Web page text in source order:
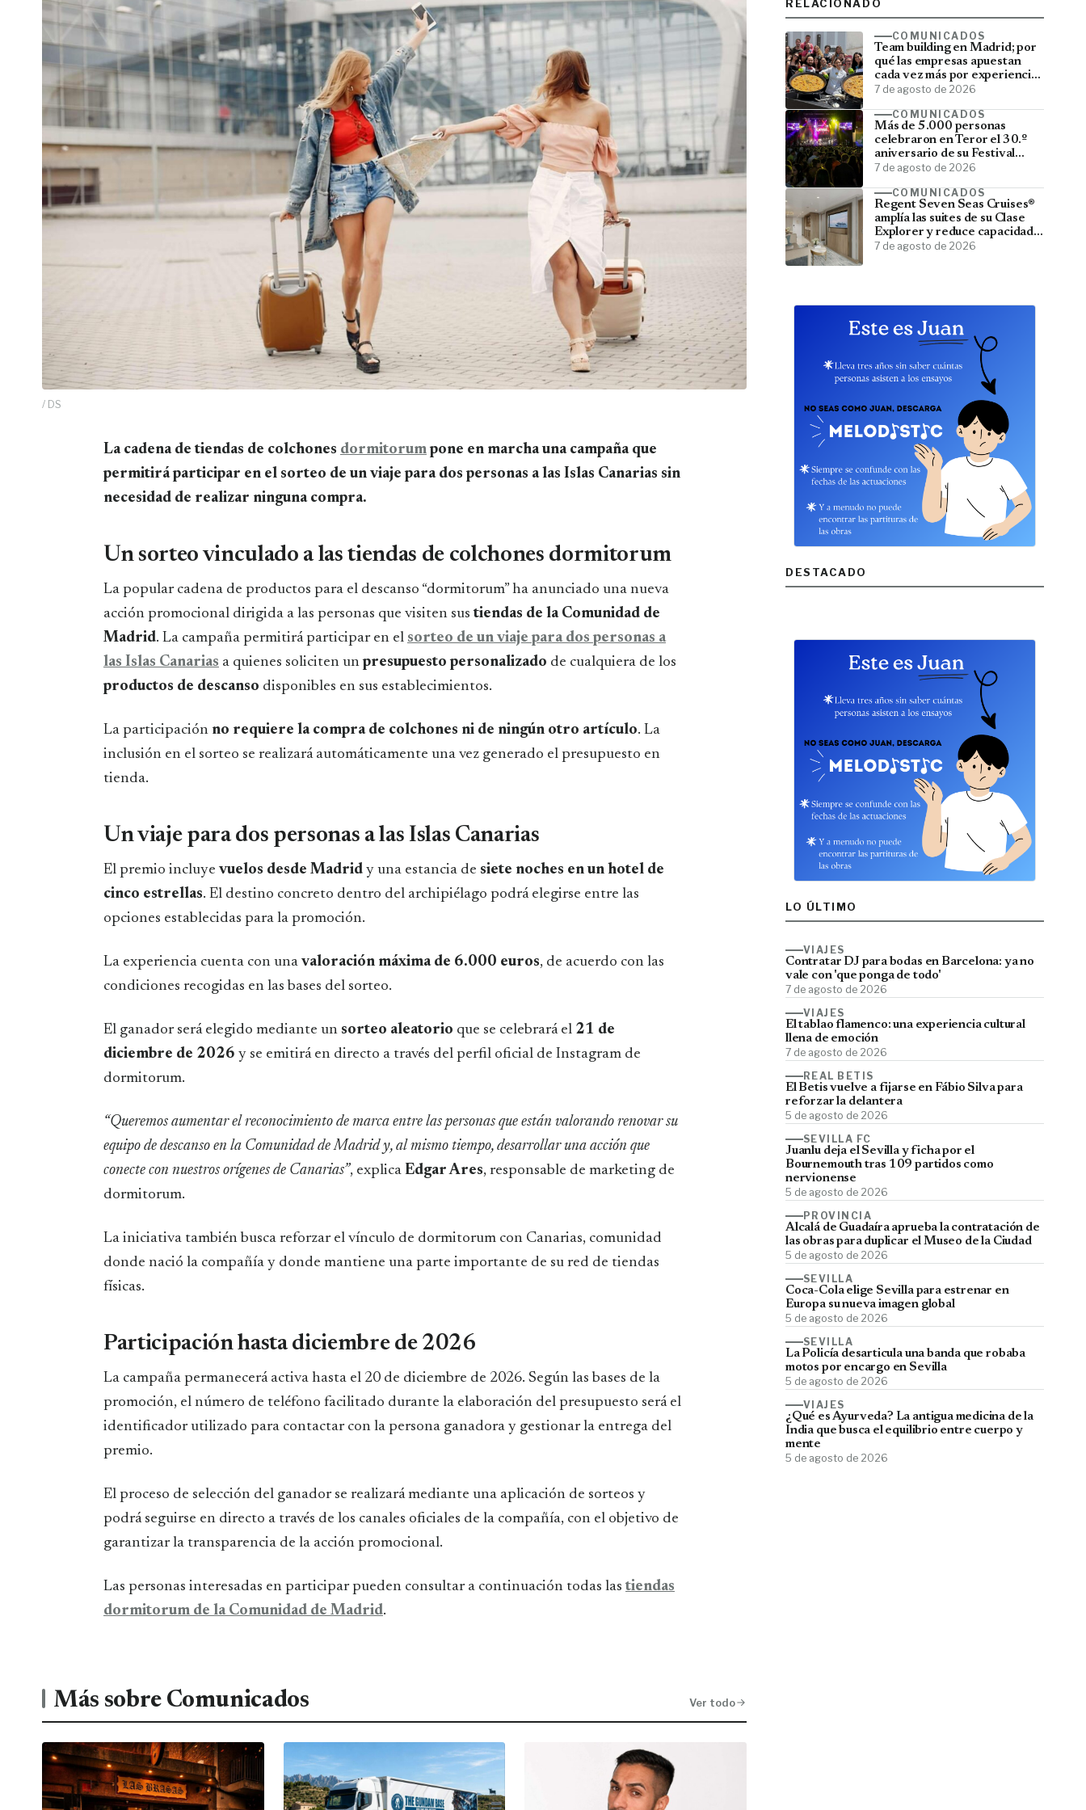
/ DS
La cadena de tiendas de colchones dormitorumpone en marcha una campaña que
permitirá participar en el sorteo de un viaje para dos personas a las Islas Canarias sin
necesidad de realizar ninguna compra.
Un sorteo vinculado a las tiendas de colchones dormitorum
La popular cadena de productos para el descanso “dormitorum” ha anunciado una nueva
acción promocional dirigida a las personas que visiten sus tiendas de la Comunidad de
Madrid. La campaña permitirá participar en el sorteo de un viaje para dos personas a
las Islas Canarias a quienes soliciten unpresupuesto personalizado de cualquiera de los
productos de descanso disponibles en sus establecimientos.
La participación no requiere la compra de colchones ni de ningún otro artículo. La
inclusión en el sorteo se realizará automáticamente una vez generado el presupuesto en
tienda.
Un viaje para dos personas a las Islas Canarias
El premio incluye vuelos desde Madrid y una estancia de siete noches en un hotel de
cinco estrellas. El destino concreto dentro del archipiélago podrá elegirse entre las
opciones establecidas para la promoción.
La experiencia cuenta con una valoración máxima de 6.000 euros, de acuerdo con las
condiciones recogidas en las bases del sorteo.
El ganador será elegido mediante un sorteo aleatorio que se celebrará el 21 de
diciembre de 2026 y se emitirá en directo a través del perfil oficial de Instagram de
dormitorum.
“Queremos aumentar el reconocimiento de marca entre las personas que están valorando renovar su
equipo de descanso en la Comunidad de Madrid y, al mismo tiempo, desarrollar una acción que
conecte con nuestros orígenes de Canarias”, explica Edgar Ares, responsable de marketing de
dormitorum.
La iniciativa también busca reforzar el vínculo de dormitorum con Canarias, comunidad
donde nació la compañía y donde mantiene una parte importante de su red de tiendas
físicas.
Participación hasta diciembre de 2026
La campaña permanecerá activa hasta el 20 de diciembre de 2026. Según las bases de la
promoción, el número de teléfono facilitado durante la elaboración del presupuesto será el
identificador utilizado para contactar con la persona ganadora y gestionar la entrega del
premio.
El proceso de selección del ganador se realizará mediante una aplicación de sorteos y
podrá seguirse en directo a través de los canales oficiales de la compañía, con el objetivo de
garantizar la transparencia de la acción promocional.
Las personas interesadas en participar pueden consultar a continuación todas las tiendas
dormitorum de la Comunidad de Madrid.
Más sobre Comunicados Ver todo
RELACIONADO
COMUNICADOS
Team building en Madrid; por
qué las empresas apuestan
cada vez más por experiencias
que fortalecen sus equipos
7 de agosto de 2026
COMUNICADOS
Más de 5.000 personas
celebraron en Teror el 30.º
aniversario de su Festival
Latino
7 de agosto de 2026
COMUNICADOS
Regent Seven Seas Cruises®
amplía las suites de su Clase
Explorer y reduce capacidad;
menos pasajeros, más espacio
7 de agosto de 2026
DESTACADO
LO ÚLTIMO
VIAJES
Contratar DJ para bodas en Barcelona: ya no
vale con 'que ponga de todo'
7 de agosto de 2026
VIAJES
El tablao flamenco: una experiencia cultural
llena de emoción
7 de agosto de 2026
REAL BETIS
El Betis vuelve a fijarse en Fábio Silva para
reforzar la delantera
5 de agosto de 2026
SEVILLA FC
Juanlu deja el Sevilla y ficha por el
Bournemouth tras 109 partidos como
nervionense
5 de agosto de 2026
PROVINCIA
Alcalá de Guadaíra aprueba la contratación de
las obras para duplicar el Museo de la Ciudad
5 de agosto de 2026
SEVILLA
Coca-Cola elige Sevilla para estrenar en
Europa su nueva imagen global
5 de agosto de 2026
SEVILLA
La Policía desarticula una banda que robaba
motos por encargo en Sevilla
5 de agosto de 2026
VIAJES
¿Qué es Ayurveda? La antigua medicina de la
India que busca el equilibrio entre cuerpo y
mente
5 de agosto de 2026